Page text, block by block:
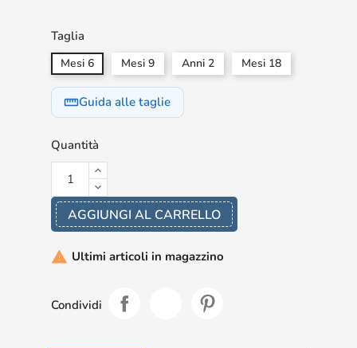
Taglia
Mesi 6 Mesi 9 Anni 2 Mesi 18
straightenGuida alle taglie
Quantità
AGGIUNGI AL CARRELLO
 Ultimi articoli in magazzino
Condividi